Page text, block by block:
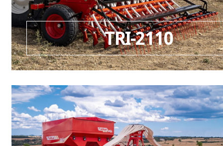
TRI-2110